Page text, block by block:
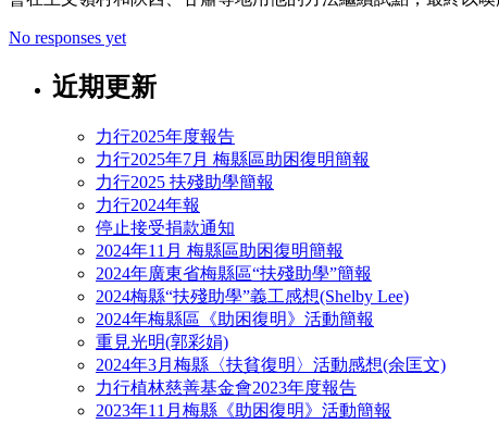
No responses yet
近期更新
力行2025年度報告
力行2025年7月 梅縣區助困復明簡報
力行2025 扶殘助學簡報
力行2024年報
停止接受捐款通知
2024年11月 梅縣區助困復明簡報
2024年廣東省梅縣區“扶殘助學”簡報
2024梅縣“扶殘助學”義工感想(Shelby Lee)
2024年梅縣區《助困復明》活動簡報
重見光明(郭彩娟)
2024年3月梅縣〈扶貧復明〉活動感想(余匡文)
力行植林慈善基金會2023年度報告
2023年11月梅縣《助困復明》活動簡報